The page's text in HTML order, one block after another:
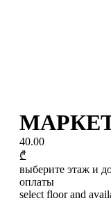
МАРКЕТ
40.00
₾
выберите этаж и
оплаты
select floor and